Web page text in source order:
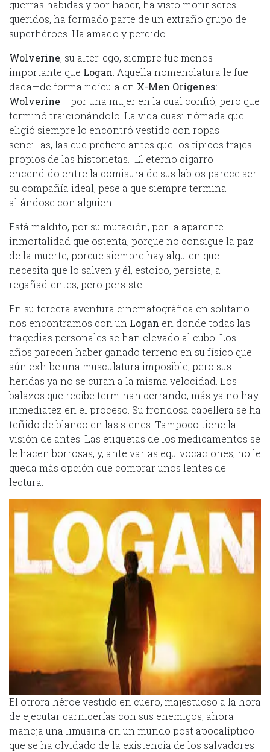
guerras habidas y por haber, ha visto morir seres
queridos, ha formado parte de un extraño grupo de
superhéroes. Ha amado y perdido.
Wolverine, su alter-ego, siempre fue menos
importante que Logan . Aquella nomenclatura le fue
dada—de forma ridícula en X-Men Orígenes:
Wolverine— por una mujer en la cual confió, pero que
terminó traicionándolo. La vida cuasi nómada que
eligió siempre lo encontró vestido con ropas
sencillas, las que prefiere antes que los típicos trajes
propios de las historietas. El eterno cigarro
encendido entre la comisura de sus labios parece ser
su compañía ideal, pese a que siempre termina
aliándose con alguien.
Está maldito, por su mutación, por la aparente
inmortalidad que ostenta, porque no consigue la paz
de la muerte, porque siempre hay alguien que
necesita que lo salven y él, estoico, persiste, a
regañadientes, pero persiste.
En su tercera aventura cinematográfica en solitario
nos encontramos con un Logan en donde todas las
tragedias personales se han elevado al cubo. Los
años parecen haber ganado terreno en su físico que
aún exhibe una musculatura imposible, pero sus
heridas ya no se curan a la misma velocidad. Los
balazos que recibe terminan cerrando, más ya no hay
inmediatez en el proceso. Su frondosa cabellera se ha
teñido de blanco en las sienes. Tampoco tiene la
visión de antes. Las etiquetas de los medicamentos se
le hacen borrosas, y, ante varias equivocaciones, no le
queda más opción que comprar unos lentes de
lectura.
El otrora héroe vestido en cuero, majestuoso a la hora
de ejecutar carnicerías con sus enemigos, ahora
maneja una limusina en un mundo post apocalíptico
que se ha olvidado de la existencia de los salvadores